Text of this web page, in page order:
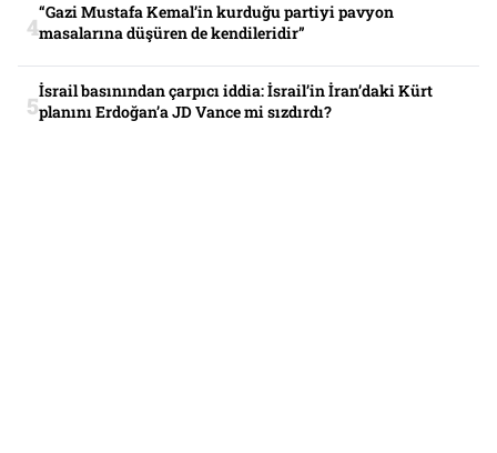
“Gazi Mustafa Kemal’in kurduğu partiyi pavyon
masalarına düşüren de kendileridir”
İsrail basınından çarpıcı iddia: İsrail’in İran’daki Kürt
planını Erdoğan’a JD Vance mi sızdırdı?